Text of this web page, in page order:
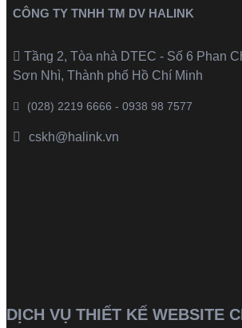
CÔNG TY TNHH TM DV HALINK
Tầng 2, Tòa nhà DTEC - Số 6 Phan
Sơn Nhì, Thành phố Hồ Chí Minh
(028) 2219 6666 - 0938 98 7577
cskh@halink.vn
DỊCH VỤ THIẾT KẾ WEBSITE